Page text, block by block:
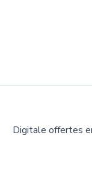
Digitale offertes